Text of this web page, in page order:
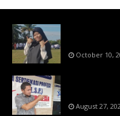
October 10,
August 27,